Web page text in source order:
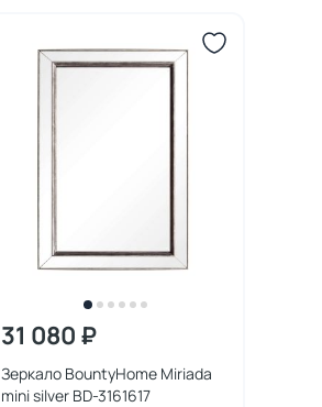
31 080 ₽
Зеркало BountyHome Miriada
mini silver BD-3161617